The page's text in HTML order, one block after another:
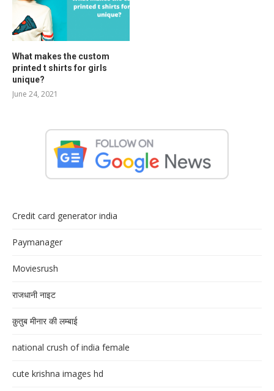
What makes the custom
printed t shirts for girls
unique?
June 24, 2021
Credit card generator india
Paymanager
Moviesrush
राजधानी नाइट
क़ुतुब मीनार की लम्बाई
national crush of india female
cute krishna images hd